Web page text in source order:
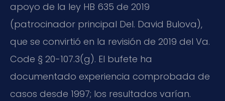
apoyo de la ley HB 635 de 2019
(patrocinador principal Del. David Bulova),
que se convirtió en la revisión de 2019 del Va.
Code § 20-107.3(g). El bufete ha
documentado experiencia comprobada de
casos desde 1997; los resultados varían.